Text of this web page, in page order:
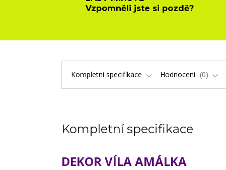
Vzpomněli jste si pozdě?
Kompletní specifikace Hodnocení 0
Kompletní specifikace
DEKOR VÍLA AMÁLKA